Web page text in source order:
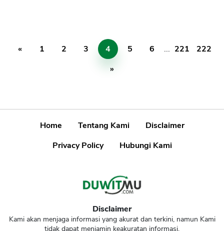
« 1 2 3 4 5 6 ... 221
222
»
Home Tentang Kami
Disclaimer
Privacy Policy
Hubungi Kami
Disclaimer
Kami akan menjaga informasi yang akurat dan terkini, namun Kami
tidak dapat menjamin keakuratan informasi.